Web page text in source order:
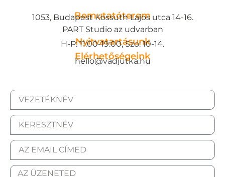
Bemutatóterem
1053, Budapest Kossuth Lajos utca 14-16.
PART Studio az udvarban
Nyitvatartásunk
H-P: 11:00-19:00, Szo: 10-14.
Elérhetőségeink
hello@vadjutka.hu